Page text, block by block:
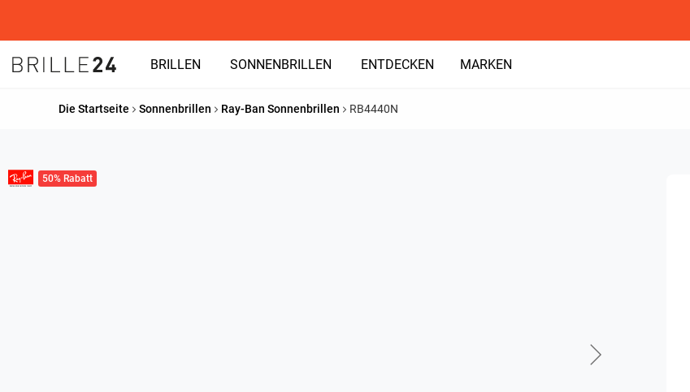
BRILLEN SONNENBRILLEN ENTDECKEN MARKEN
Die Startseite Sonnenbrillen Ray-Ban Sonnenbrillen RB4440N
50% Rabatt